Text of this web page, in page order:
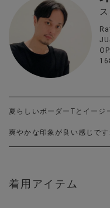
夏らしいボーダーTとイージ
爽やかな印象が良い感じで
着用アイテム